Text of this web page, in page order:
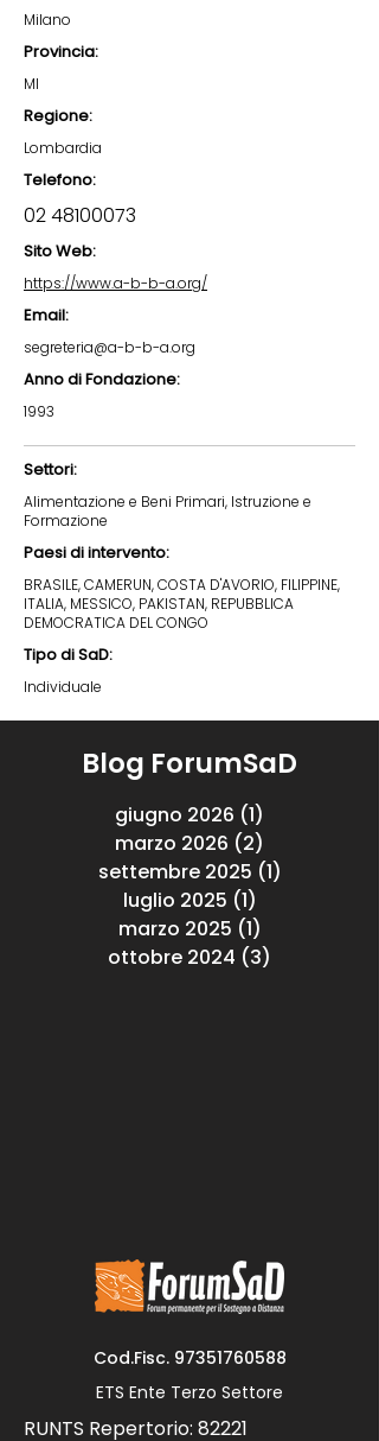
Milano
Provincia:
MI
Regione:
Lombardia
Telefono:
02 48100073
Sito Web:
https://www.a-b-b-a.org/
Email:
segreteria@a-b-b-a.org
Anno di Fondazione:
1993
Settori:
Alimentazione e Beni Primari, Istruzione e
Formazione
Paesi di intervento:
BRASILE, CAMERUN, COSTA D'AVORIO, FILIPPINE,
ITALIA, MESSICO, PAKISTAN, REPUBBLICA
DEMOCRATICA DEL CONGO
Tipo di SaD:
Individuale
Blog ForumSaD
giugno 2026 (1)
marzo 2026 (2)
settembre 2025 (1)
luglio 2025 (1)
marzo 2025 (1)
ottobre 2024 (3)
Cod.Fisc. 97351760588
ETS Ente Terzo Settore
RUNTS Repertorio: 82221